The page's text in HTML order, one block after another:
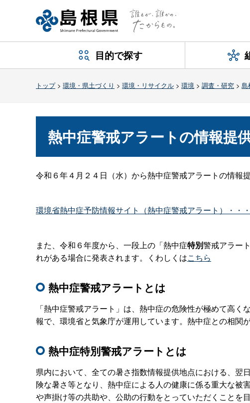
目的で探す
トップ> 環境・県土づくり > 環境・リサイクル > 環境 > 調査・研究 > 島
熱中症警戒アラートの情報提
令和６年４月２４日（水）から熱中症警戒アラートの情報
環境省熱中症予防情報サイト（熱中症警戒アラート）・・
また、令和６年度から、一段上の「熱中症特別警戒アラー
れがある場合に発表されます。くわしくはこちら
熱中症警戒アラートとは
「熱中症警戒アラート」は、熱中症の危険性が極めて高
報で、環境省と気象庁が運用しています。熱中症との相関
熱中症特別警戒アラートとは
県内において、全ての暑さ指数情報提供地点における、
険な暑さ等となり、熱中症による人の健康に係る重大な被
や声掛け等の共助や、公助の行動をとっていただくことを